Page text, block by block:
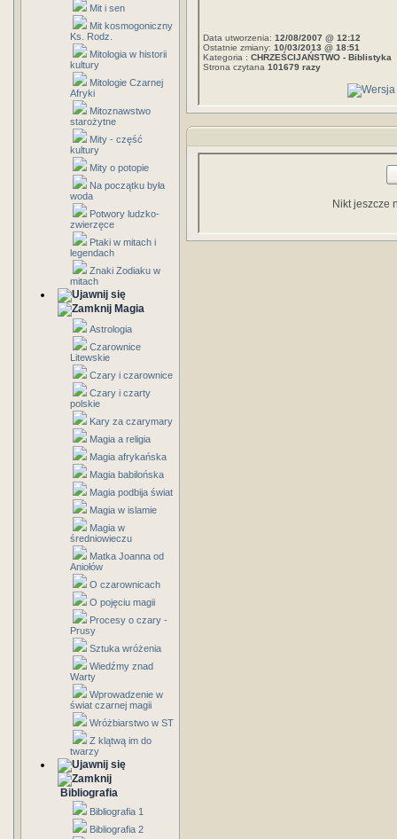
Mit i sen
Mit kosmogoniczny
Ks. Rodz.
Mitologia w historii
kultury
Mitologie Czarnej
Afryki
Mitoznawstwo
starożytne
Mity - część
kultury
Mity o potopie
Na początku była
woda
Potwory ludzko-
zwierzęce
Ptaki w mitach i
legendach
Znaki Zodiaku w
mitach
Magia
Astrologia
Czarownice
Litewskie
Czary i czarownice
Czary i czarty
polskie
Kary za czarymary
Magia a religia
Magia afrykańska
Magia babilońska
Magia podbija świat
Magia w islamie
Magia w
średniowieczu
Matka Joanna od
Aniołów
O czarownicach
O pojęciu magii
Procesy o czary -
Prusy
Sztuka wróżenia
Wiedźmy znad
Warty
Wprowadzenie w
świat czarnej magii
Wróżbiarstwo w ST
Z klątwą im do
twarzy
Bibliografia
Bibliografia 1
Bibliografia 2
Data utworzenia: 12/08/2007 @ 12:12
Ostatnie zmiany: 10/03/2013 @ 18:51
Kategoria : CHRZEŚCIJAŃSTWO - Biblistyka
Strona czytana 101679 razy
Nikt jeszcze